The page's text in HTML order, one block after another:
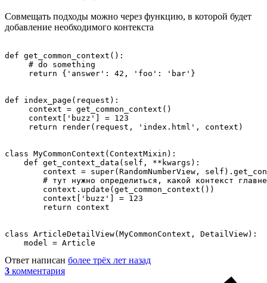
Совмещать подходы можно через функцию, в которой будет
добавление необходимого контекста
def get_common_context():
     # do something
     return {'answer': 42, 'foo': 'bar'}
def index_page(request):
     context = get_common_context()
     context['buzz'] = 123
     return render(request, 'index.html', context)
class MyCommonContext(ContextMixin):
    def get_context_data(self, **kwargs):
context = super(RandomNumberView,
# тут нужно определиться, какой контекст
        context.update(get_common_context())
        context['buzz'] = 123
        return context
class ArticleDetailView(MyCommonContext, DetailView):
    model = Article
Ответ написан более трёх лет назад
3 комментария